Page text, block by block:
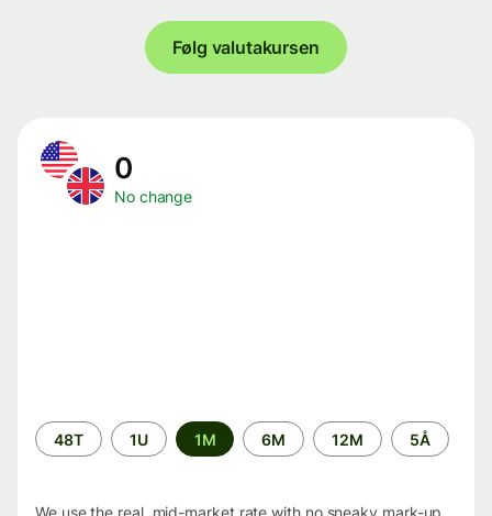
Følg valutakursen
0
No change
Time
period
48T 1U 1M 6M 12M 5Å